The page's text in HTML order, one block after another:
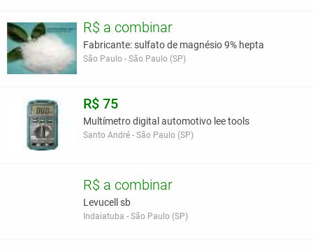
R$ a combinar
Fabricante: sulfato de magnésio 9% hepta
São Paulo - São Paulo (SP)
R$ 75
Multímetro digital automotivo lee tools
Santo André - São Paulo (SP)
R$ a combinar
Levucell sb
Indaiatuba - São Paulo (SP)